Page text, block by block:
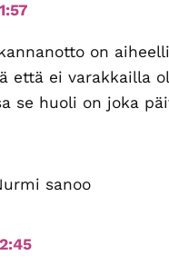
on
että ei varakkailla
se huoli on joka
sanoo